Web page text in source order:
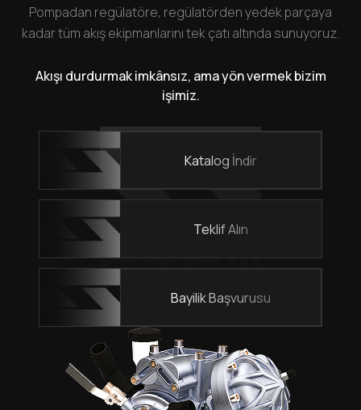
Pompadan regülatöre, regülatörden yedek parçaya
kadar tüm akış ekipmanlarını tek çatı altında sunuyoruz.
Akışı durdurmak imkânsız, ama yön vermek bizim
işimiz.
Katalog İndir
Teklif Alın
Bayilik Başvurusu